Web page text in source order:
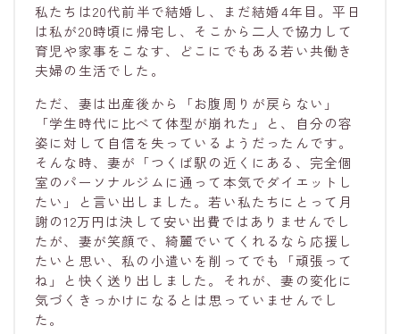
私たちは20代前半で結婚し、まだ結婚4年目。平日
は私が20時頃に帰宅し、そこから二人で協力して
育児や家事をこなす、どこにでもある若い共働き
夫婦の生活でした。
ただ、妻は出産後から「お腹周りが戻らない」
「学生時代に比べて体型が崩れた」と、自分の容
姿に対して自信を失っているようだったんです。
そんな時、妻が「つくば駅の近くにある、完全個
室のパーソナルジムに通って本気でダイエットし
たい」と言い出しました。若い私たちにとって月
謝の12万円は決して安い出費ではありませんでし
たが、妻が笑顔で、綺麗でいてくれるなら応援し
たいと思い、私の小遣いを削ってでも「頑張って
ね」と快く送り出しました。それが、妻の変化に
気づくきっかけになるとは思っていませんでし
た。